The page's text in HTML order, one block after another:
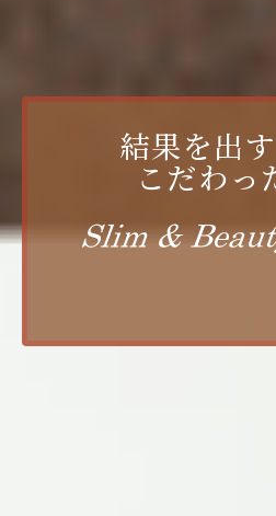
結果を出
こだわっ